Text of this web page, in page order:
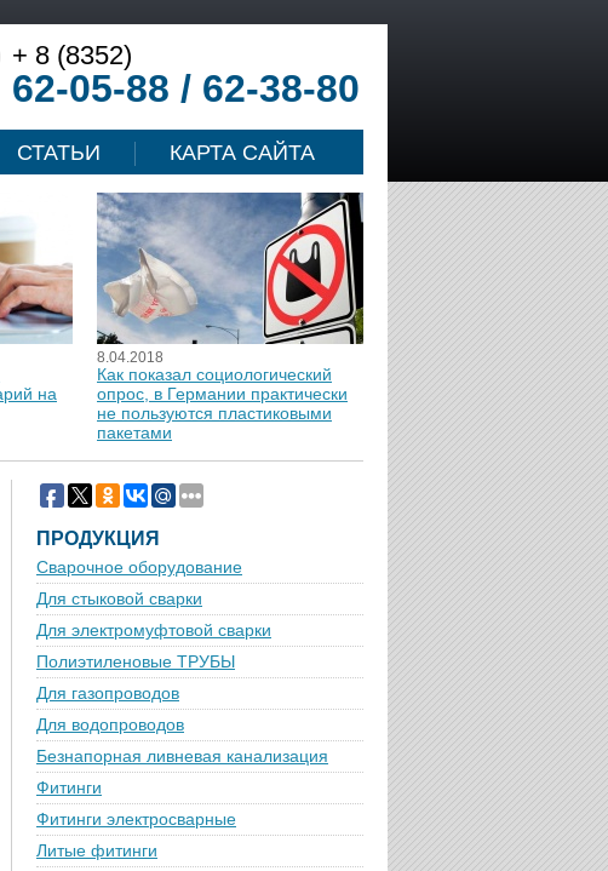
+ 8 (8352)
62-05-88 / 62-38-80
СТАТЬИ КАРТА САЙТА
на
8.04.2018
Как показал социологический
опрос, в Германии практически
не пользуются пластиковыми
пакетами
ПРОДУКЦИЯ
Сварочное оборудование
Для стыковой сварки
Для электромуфтовой сварки
Полиэтиленовые ТРУБЫ
Для газопроводов
Для водопроводов
Безнапорная ливневая канализация
Фитинги
Фитинги электросварные
Литые фитинги